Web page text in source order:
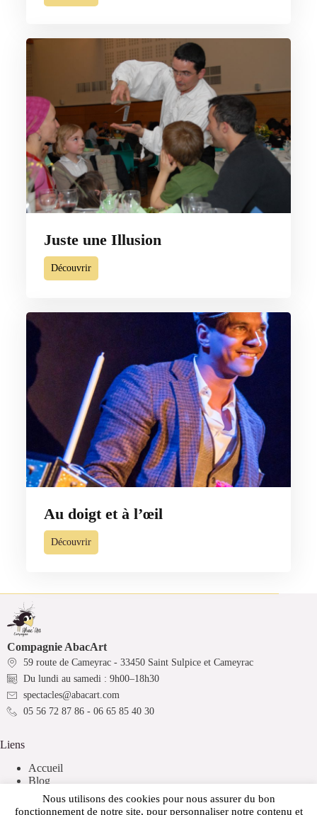
Juste une Illusion
Découvrir
Au doigt et à l’œil
Découvrir
Compagnie AbacArt
59 route de Cameyrac - 33450 Saint Sulpice et Cameyrac
Du lundi au samedi : 9h00–18h30
spectacles@abacart.com
05 56 72 87 86 - 06 65 85 40 30
Liens
Accueil
Blog
Informations légales
Nous utilisons des cookies pour nous assurer du bon
fonctionnement de notre site, pour personnaliser notre contenu et